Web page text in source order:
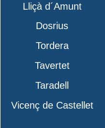
Lliçà d´Amunt
Dosrius
Tordera
Tavertet
Taradell
Vicenç de Castellet